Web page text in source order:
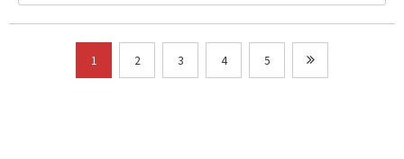
1 2 3 4 5